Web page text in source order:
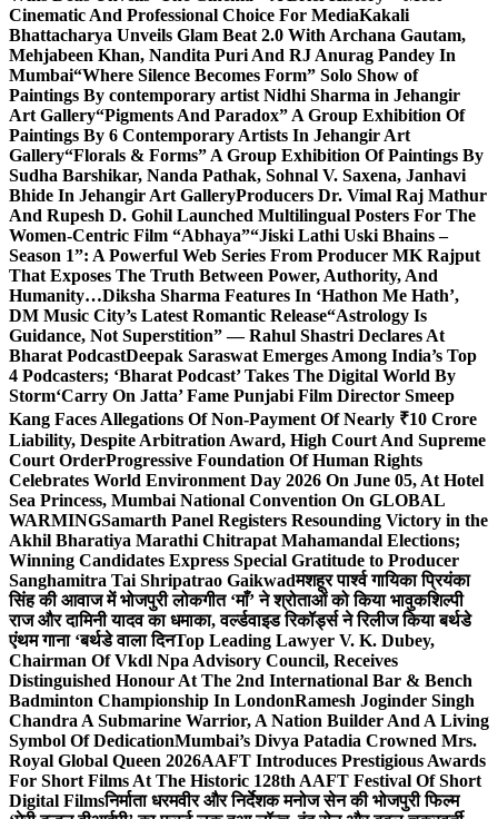
Cinematic And Professional Choice For MediaKakali
Bhattacharya Unveils Glam Beat 2.0 With Archana Gautam,
Mehjabeen Khan, Nandita Puri And RJ Anurag Pandey In
Mumbai“Where Silence Becomes Form” Solo Show of
Paintings By contemporary artist Nidhi Sharma in Jehangir
Art Gallery“Pigments And Paradox” A Group Exhibition Of
Paintings By 6 Contemporary Artists In Jehangir Art
Gallery“Florals & Forms” A Group Exhibition Of Paintings By
Sudha Barshikar, Nanda Pathak, Sohnal V. Saxena, Janhavi
Bhide In Jehangir Art GalleryProducers Dr. Vimal Raj Mathur
And Rupesh D. Gohil Launched Multilingual Posters For The
Women-Centric Film “Abhaya”“Jiski Lathi Uski Bhains –
Season 1”: A Powerful Web Series From Producer MK Rajput
That Exposes The Truth Between Power, Authority, And
Humanity…Diksha Sharma Features In ‘Hathon Me Hath’,
DM Music City’s Latest Romantic Release“Astrology Is
Guidance, Not Superstition” — Rahul Shastri Declares At
Bharat PodcastDeepak Saraswat Emerges Among India’s Top
4 Podcasters; ‘Bharat Podcast’ Takes The Digital World By
Storm‘Carry On Jatta’ Fame Punjabi Film Director Smeep
Kang Faces Allegations Of Non-Payment Of Nearly ₹10 Crore
Liability, Despite Arbitration Award, High Court And Supreme
Court OrderProgressive Foundation Of Human Rights
Celebrates World Environment Day 2026 On June 05, At Hotel
Sea Princess, Mumbai National Convention On GLOBAL
WARMINGSamarth Panel Registers Resounding Victory in the
Akhil Bharatiya Marathi Chitrapat Mahamandal Elections;
Winning Candidates Express Special Gratitude to Producer
Sanghamitra Tai Shripatrao Gaikwadमशहूर पार्श्व गायिका प्रियंका
सिंह की आवाज में भोजपुरी लोकगीत ‘माँ’ ने श्रोताओं को किया भावुकशिल्पी
राज और दामिनी यादव का धमाका, वर्ल्डवाइड रिकॉर्ड्स ने रिलीज किया बर्थडे
एंथम गाना ‘बर्थडे वाला दिनTop Leading Lawyer V. K. Dubey,
Chairman Of Vkdl Npa Advisory Council, Receives
Distinguished Honour At The 2nd International Bar & Bench
Badminton Championship In LondonRamesh Joginder Singh
Chandra A Submarine Warrior, A Nation Builder And A Living
Symbol Of DedicationMumbai’s Divya Patadia Crowned Mrs.
Royal Global Queen 2026AAFT Introduces Prestigious Awards
For Short Films At The Historic 128th AAFT Festival Of Short
Digital Filmsनिर्माता धरमवीर और निर्देशक मनोज सेन की भोजपुरी फिल्म